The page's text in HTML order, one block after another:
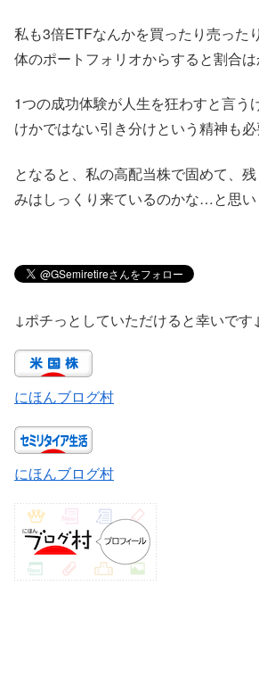
私も3倍ETFなんかを買ったり売った
体のポートフォリオからすると割合は
1つの成功体験が人生を狂わすと言う
けかではない引き分けという精神も必
となると、私の高配当株で固めて、
みはしっくり来ているのかな…と思い
↓ポチっとしていただけると幸いです
にほんブログ村
にほんブログ村